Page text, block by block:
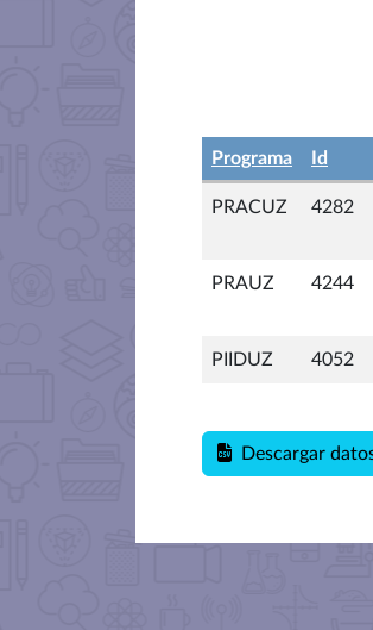
Programa Id
PRACUZ 4282
PRAUZ 4244
PIIDUZ 4052
Descargar